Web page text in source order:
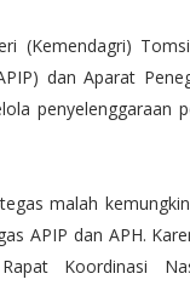
(Kemendagri)
dan Aparat
penyelenggaraan
malah
APIP dan APH.
Koordinasi